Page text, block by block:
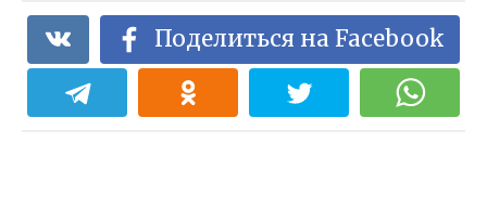
Поделиться на Facebook